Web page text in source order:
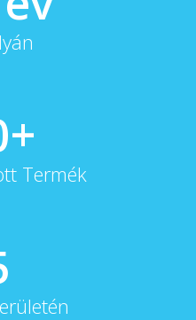
Termék